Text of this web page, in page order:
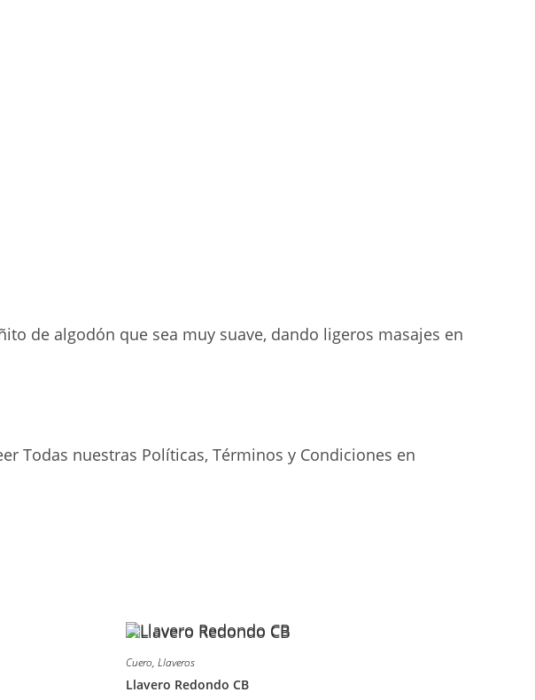
de algodón que sea muy suave, dando ligeros masajes en
Todas nuestras Políticas, Términos y Condiciones en
Cuero, Llaveros
Llavero Redondo CB